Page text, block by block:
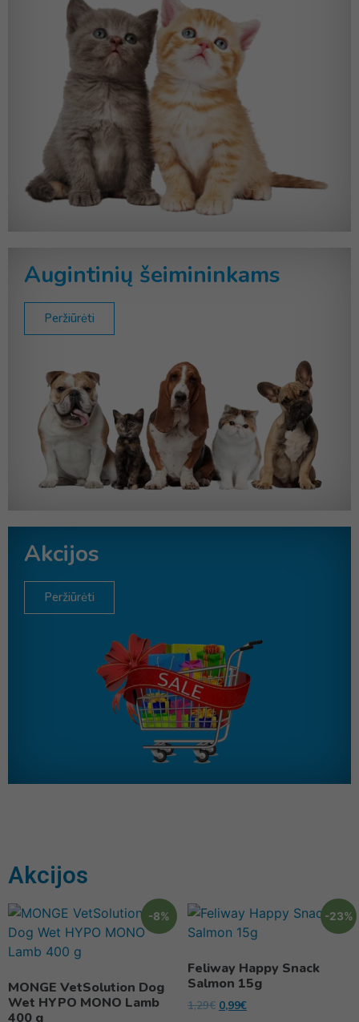
Augintinių šeimininkams
Peržiūrėti
Akcijos
Peržiūrėti
Akcijos
-8%
MONGE VetSolution Dog
Wet HYPO MONO Lamb
400 g
-23%
Feliway Happy Snack
Salmon 15g
1,29€ 0,99€